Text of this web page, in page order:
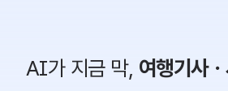
AI가 지금 막, 여행기사